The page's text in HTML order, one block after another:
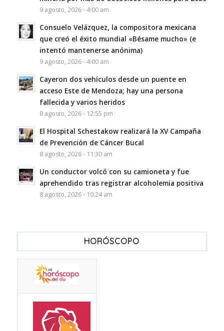
9 agosto, 2026 - 4:00 am
Consuelo Velázquez, la compositora mexicana
que creó el éxito mundial «Bésame mucho» (e
intentó mantenerse anónima)
9 agosto, 2026 - 4:00 am
Cayeron dos vehículos desde un puente en
acceso Este de Mendoza; hay una persona
fallecida y varios heridos
8 agosto, 2026 - 12:55 pm
El Hospital Schestakow realizará la XV Campaña
de Prevención de Cáncer Bucal
8 agosto, 2026 - 11:30 am
Un conductor volcó con su camioneta y fue
aprehendido tras registrar alcoholemia positiva
8 agosto, 2026 - 10:24 am
HORÓSCOPO